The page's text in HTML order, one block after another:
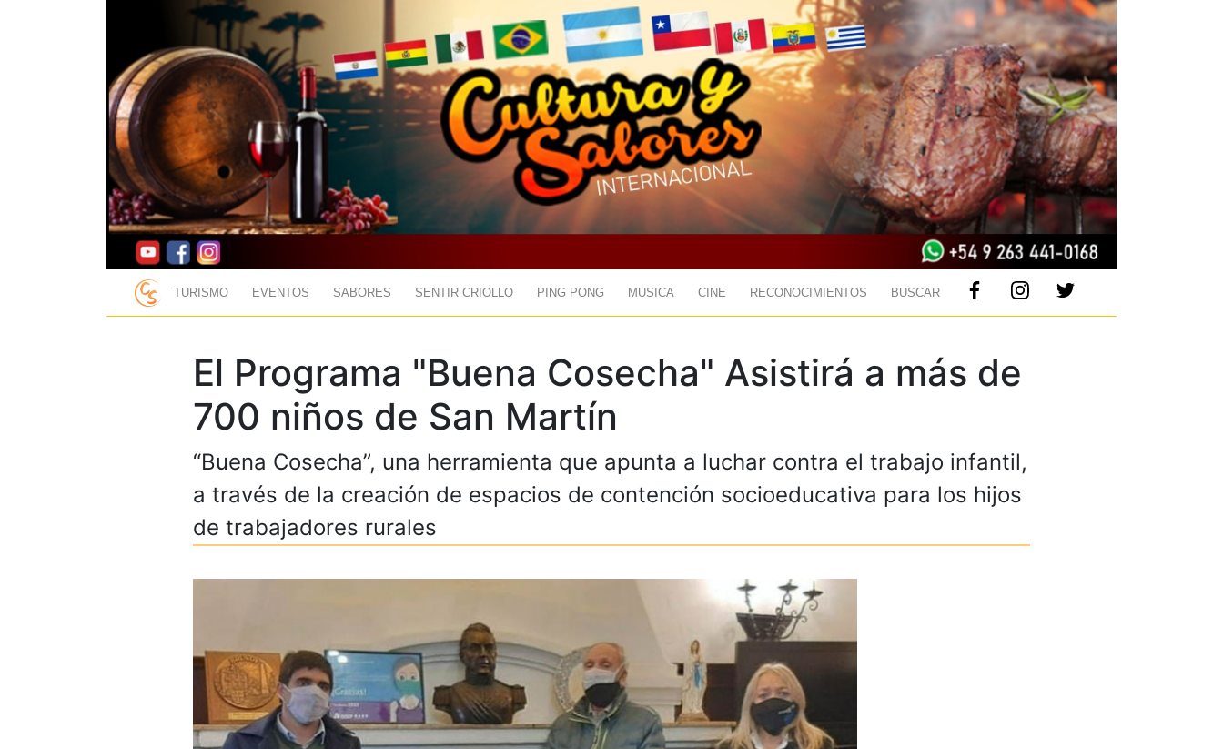
TURISMO EVENTOS SABORES SENTIR CRIOLLO PING PONG MUSICA CINE RECONOCIMIENTOS BUSCAR
El Programa "Buena Cosecha" Asistirá a más de
700 niños de San Martín
“Buena Cosecha”, una herramienta que apunta a luchar contra el trabajo infantil,
a través de la creación de espacios de contención socioeducativa para los hijos
de trabajadores rurales